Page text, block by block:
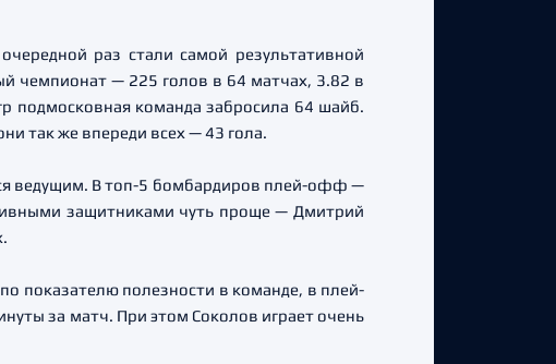
раз стали самой результативной
чемпионат — 225 голов в 64 матчах, 3.82 в
подмосковная команда забросила 64 шайб.
так же впереди всех — 43 гола.
ведущим. В топ-5 бомбардиров плей-офф —
защитниками чуть проще — Дмитрий
показателю полезности в команде, в плей-
за матч. При этом Соколов играет очень